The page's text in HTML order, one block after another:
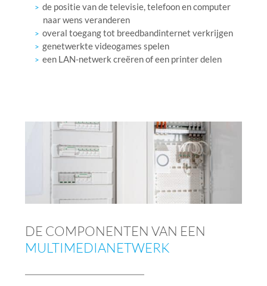
de positie van de televisie, telefoon en computer
naar wens veranderen
overal toegang tot breedbandinternet verkrijgen
genetwerkte videogames spelen
een LAN-netwerk creëren of een printer delen
DE COMPONENTEN VAN EEN
MULTIMEDIANETWERK